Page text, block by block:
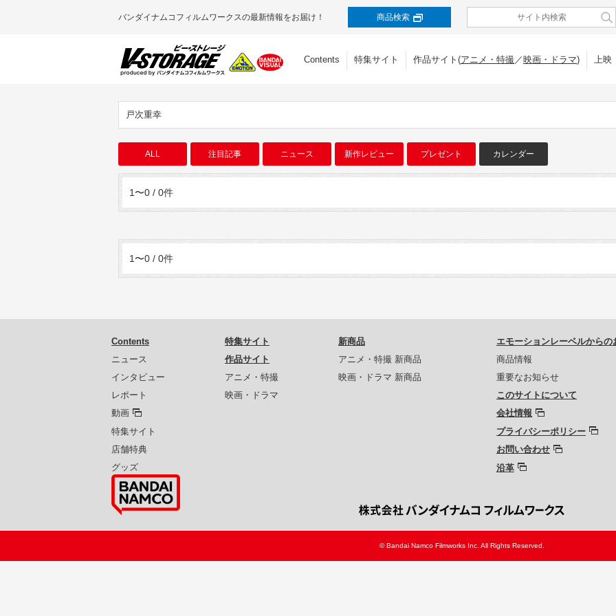
バンダイナムコフィルムワークスの最新情報をお届け！ 商品検索
Contents 特集サイト 作品サイト(アニメ・特撮／映画・ドラマ) 上映
戸次重幸
ALL 注目記事 ニュース 新作レビュー プレゼント カレンダー
1〜0 / 0件
1〜0 / 0件
Contents
ニュース
インタビュー
レポート
動画
特集サイト
店舗特典
グッズ
特集サイト
作品サイト
アニメ・特撮
映画・ドラマ
新商品
アニメ・特撮 新商品
映画・ドラマ 新商品
エモーションレーベルからの
商品情報
重要なお知らせ
このサイトについて
会社情報
プライバシーポリシー
お問い合わせ
沿革
© Bandai Namco Filmworks Inc. All Rights Reserved.